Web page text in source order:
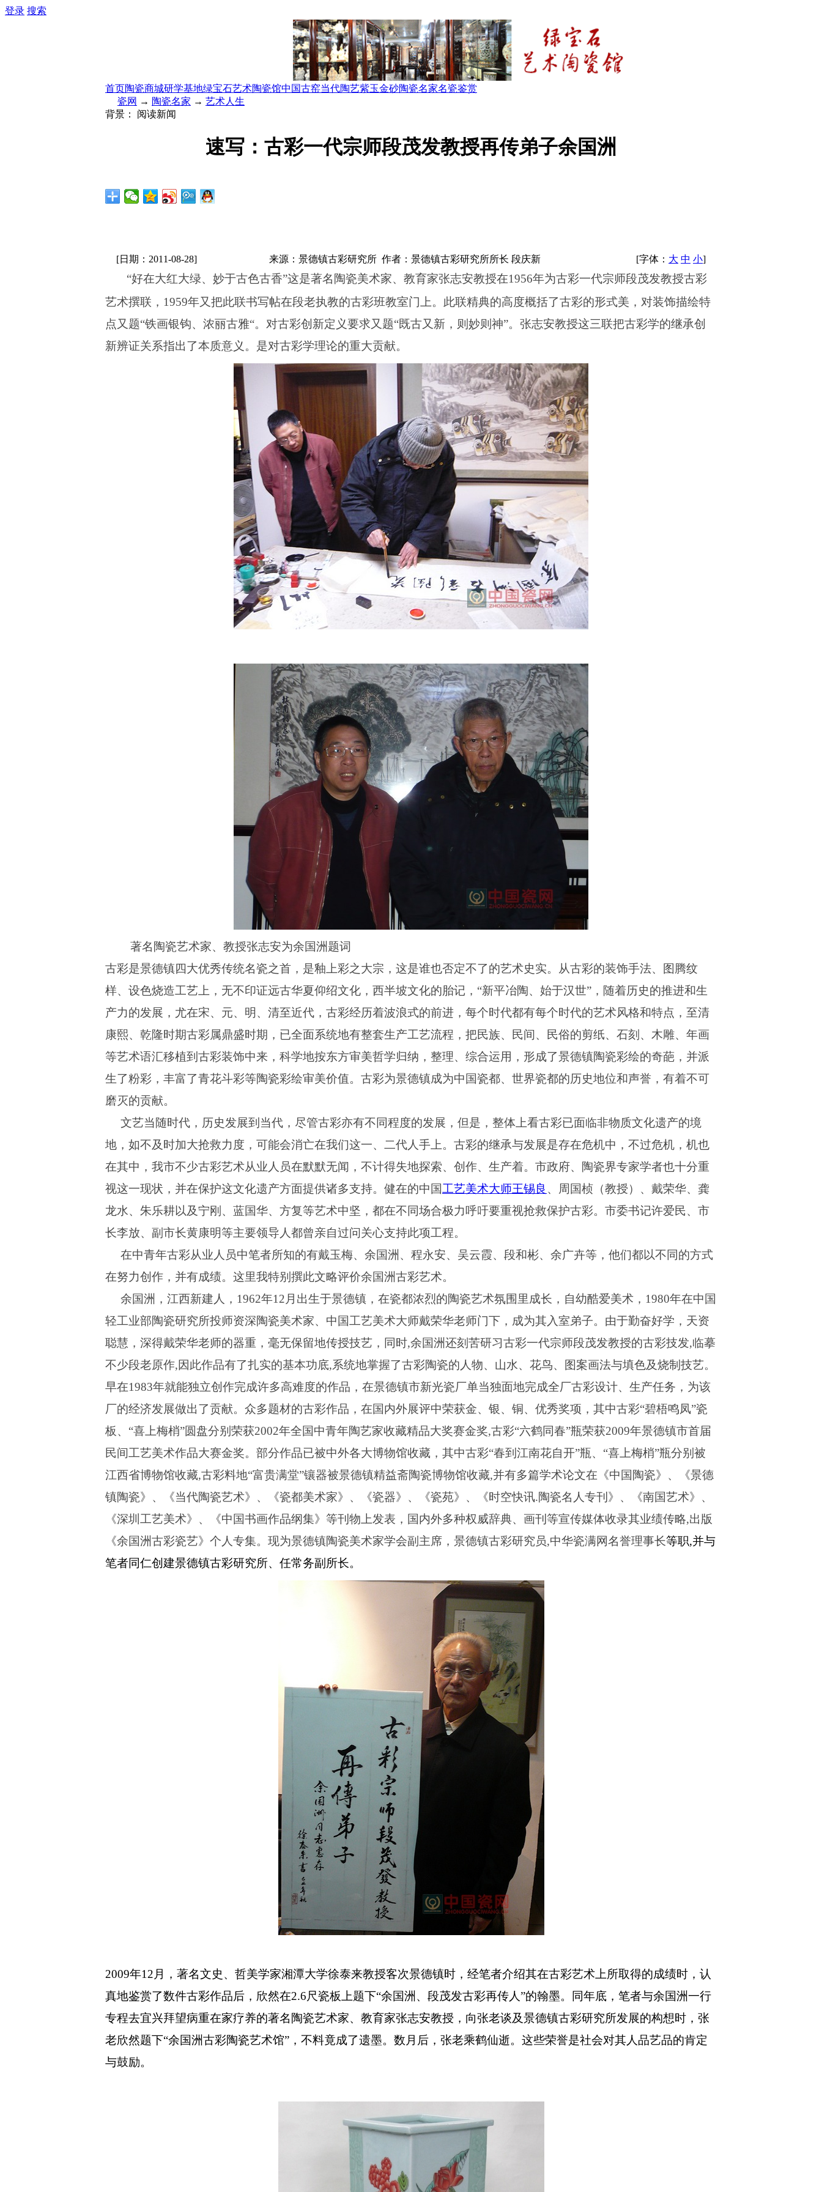
登录 搜索
首页陶瓷商城研学基地绿宝石艺术陶瓷馆中国古窑当代陶艺紫玉金砂陶瓷名家名瓷鉴赏
瓷网 → 陶瓷名家 → 艺术人生
背景：
阅读新闻
速写：古彩一代宗师段茂发教授再传弟子余国洲
[日期：2011-08-28] 来源：景德镇古彩研究所 作者：景德镇古彩研究所所长 段庆新 [字体： 大 中 小]
“好在大红大绿、妙于古色古香”这是著名陶瓷美术家、教育家张志安教授在1956年为古彩一代宗师段茂发教授古彩
艺术撰联， 1959年又把此联书写帖在段老执教的古彩班教室门上。此联精典的高度概括了古彩的形式美，对装饰描绘特
点又题“铁画银钩、浓丽古雅“。对古彩创新定义要求又题“既古又新，则妙则神”。张志安教授这三联把古彩学的继承创
新辨证关系指出了本质意义。是对古彩学理论的重大贡献。
著名陶瓷艺术家、教授张志安为余国洲题词
古彩是景德镇四大优秀传统名瓷之首，是釉上彩之大宗，这是谁也否定不了的艺术史实。从古彩的装饰手法、图腾纹
样、设色烧造工艺上，无不印证远古华夏仰绍文化，西半坡文化的胎记， “新平冶陶、始于汉世” ，随着历史的推进和生
产力的发展，尤在宋、元、明、清至近代，古彩经历着波浪式的前进，每个时代都有每个时代的艺术风格和特点，至清
康熙、乾隆时期古彩属鼎盛时期，已全面系统地有整套生产工艺流程，把民族、民间、民俗的剪纸、石刻、木雕、年画
等艺术语汇移植到古彩装饰中来，科学地按东方审美哲学归纳，整理、综合运用，形成了景德镇陶瓷彩绘的奇葩，并派
生了粉彩，丰富了青花斗彩等陶瓷彩绘审美价值。古彩为景德镇成为中国瓷都、世界瓷都的历史地位和声誉，有着不可
磨灭的贡献。
文艺当随时代，历史发展到当代，尽管古彩亦有不同程度的发展，但是，整体上看古彩已面临非物质文化遗产的境
地，如不及时加大抢救力度，可能会消亡在我们这一、二代人手上。古彩的继承与发展是存在危机中，不过危机，机也
在其中，我市不少古彩艺术从业人员在默默无闻，不计得失地探索、创作、生产着。市政府、陶瓷界专家学者也十分重
视这一现状，并在保护这文化遗产方面提供诸多支持。健在的中国工艺美术大师王锡良 、周国桢（教授）、戴荣华、龚
龙水、朱乐耕以及宁刚、蓝国华、方复等艺术中坚，都在不同场合极力呼吁要重视抢救保护古彩。市委书记许爱民、市
长李放、副市长黄康明等主要领导人都曾亲自过问关心支持此项工程。
在中青年古彩从业人员中笔者所知的有戴玉梅、余国洲、程永安、吴云霞、段和彬、余广卉等，他们都以不同的方式
在努力创作，并有成绩。这里我特别撰此文略评价余国洲古彩艺术。
余国洲，江西新建人， 1962年12 月出生于景德镇，在瓷都浓烈的陶瓷艺术氛围里成长，自幼酷爱美术， 1980年在中国
轻工业部陶瓷研究所投师资深陶瓷美术家、中国工艺美术大师戴荣华老师门下，成为其入室弟子。由于勤奋好学，天资
聪慧，深得戴荣华老师的器重，毫无保留地传授技艺，同时,余国洲还刻苦研习古彩一代宗师段茂发教授的古彩技发,临摹
不少段老原作,因此作品有了扎实的基本功底,系统地掌握了古彩陶瓷的人物、山水、花鸟、图案画法与填色及烧制技艺。
早在1983年就能独立创作完成许多高难度的作品，在景德镇市新光瓷厂单当独面地完成全厂古彩设计、生产任务，为该
厂的经济发展做出了贡献。众多题材的古彩作品，在国内外展评中荣获金、银、铜、优秀奖项，其中古彩“碧梧鸣凤”瓷
板、 “喜上梅梢”圆盘分别荣获2002年全国中青年陶艺家收藏精品大奖赛金奖,古彩“六鹤同春”瓶荣获2009年景德镇市首届
民间工艺美术作品大赛金奖。部分作品已被中外各大博物馆收藏，其中古彩“春到江南花自开”瓶、 “喜上梅梢”瓶分别被
江西省博物馆收藏,古彩料地“富贵满堂”镶器被景德镇精益斋陶瓷博物馆收藏,并有多篇学术论文在《中国陶瓷》、《景德
镇陶瓷》、《当代陶瓷艺术》、《瓷都美术家》、《瓷器》、《瓷苑》、《时空快讯.陶瓷名人专刊》、《南国艺术》、
《深圳工艺美术》、《中国书画作品纲集》等刊物上发表，国内外多种权威辞典、画刊等宣传媒体收录其业绩传略,出版
《余国洲古彩瓷艺》个人专集。现为景德镇陶瓷美术家学会副主席，景德镇古彩研究员,中华瓷满网名誉理事长等职,并与
笔者同仁创建景德镇古彩研究所、任常务副所长。
2009年12 月，著名文史、哲美学家湘潭大学徐泰来教授客次景德镇时，经笔者介绍其在古彩艺术上所取得的成绩时，认
真地鉴赏了数件古彩作品后，欣然在2.6尺瓷板上题下“余国洲、段茂发古彩再传人”的翰墨。同年底，笔者与余国洲一行
专程去宜兴拜望病重在家疗养的著名陶瓷艺术家、教育家张志安教授，向张老谈及景德镇古彩研究所发展的构想时，张
老欣然题下“余国洲古彩陶瓷艺术馆”，不料竟成了遗墨。数月后，张老乘鹤仙逝。这些荣誉是社会对其人品艺品的肯定
与鼓励。